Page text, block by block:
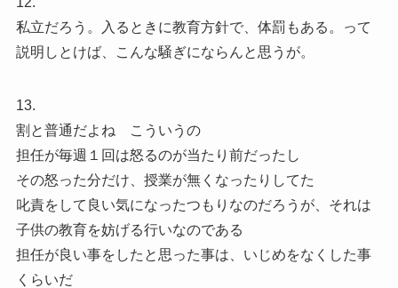
私立だろう。入るときに教育方針で、体罰もある。って
説明しとけば、こんな騒ぎにならんと思うが。
13.
割と普通だよね こういうの
担任が毎週１回は怒るのが当たり前だったし
その怒った分だけ、授業が無くなったりしてた
叱責をして良い気になったつもりなのだろうが、それは
子供の教育を妨げる行いなのである
担任が良い事をしたと思った事は、いじめをなくした事
くらいだ